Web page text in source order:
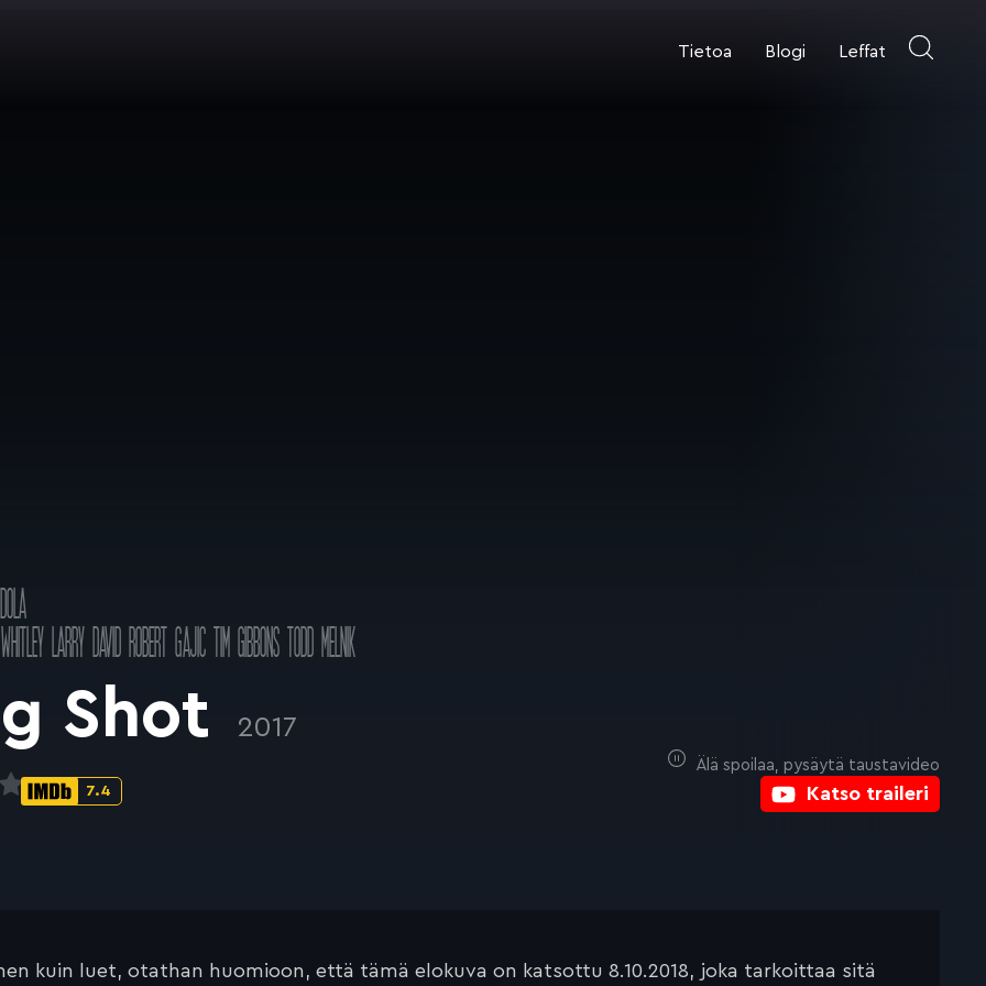
Tietoa Blogi Leffat
Katso traileri
Älä spoilaa, pysäytä taustavideo
LARRY DAVIDROBERT GAJICTIM GIBBONSTODD MELNIK
Shot 2017
IMDb-
7.4
kuin luet, otathan huomioon, että tämä elokuva on katsottu 8.10.2018, joka tarkoittaa sitä